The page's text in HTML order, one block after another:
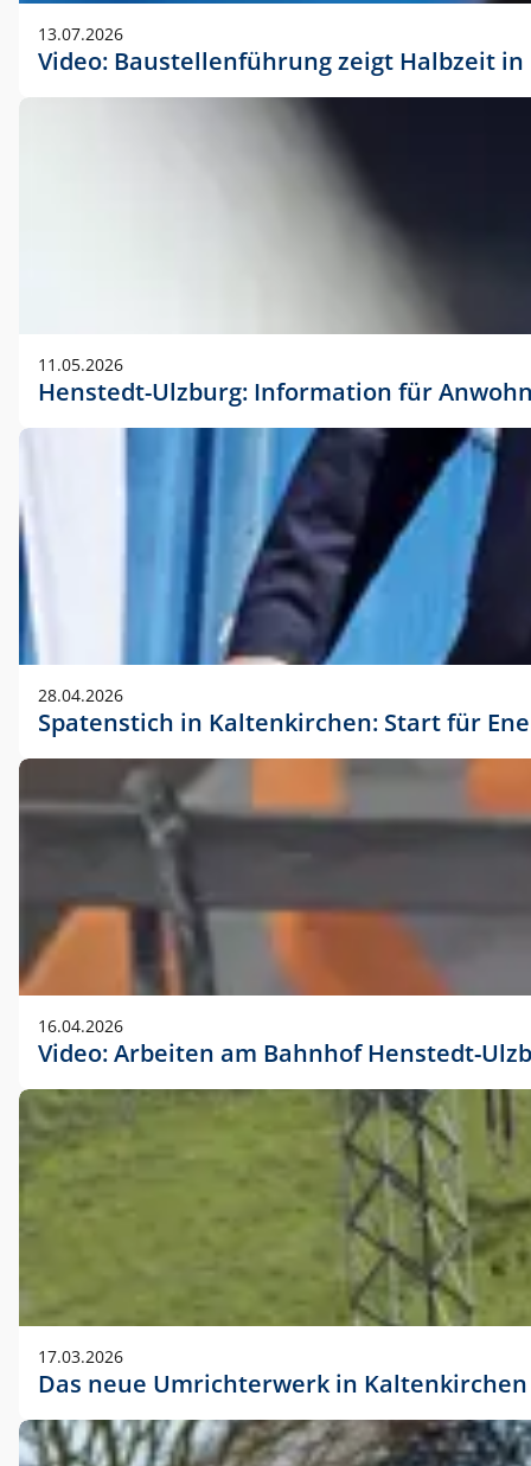
13.07.2026
Video: Baustellenführung zeigt Halbzeit
11.05.2026
Henstedt-Ulzburg: Information für
28.04.2026
Spatenstich in Kaltenkirchen: Start für
16.04.2026
Video: Arbeiten am Bahnhof Henstedt-
17.03.2026
Das neue Umrichterwerk in Kaltenkirchen